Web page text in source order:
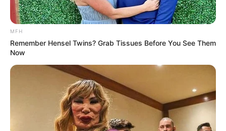
MFH
Remember Hensel Twins? Grab Tissues Before You See Them
Now